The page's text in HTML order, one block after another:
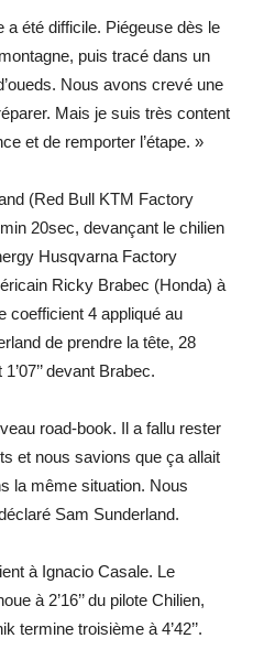
a été difficile. Piégeuse dès le
puis tracé dans un
Nous avons crevé une
Mais je suis très content
et de remporter l’étape. »
(Red Bull KTM Factory
20sec, devançant le chilien
Husqvarna Factory
Ricky Brabec (Honda) à
coefficient 4 appliqué au
de prendre la tête, 28
devant Brabec.
road-book. Il a fallu rester
et nous savions que ça allait
la même situation. Nous
Sam Sunderland.
à Ignacio Casale. Le
à 2’16’’ du pilote Chilien,
termine troisième à 4’42’’.